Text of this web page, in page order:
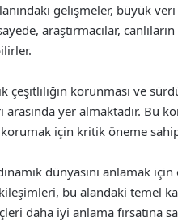
gelişmeler, büyük
araştırmacılar,
çeşitliliğin korunması ve
arasında yer almaktadır. Bu
korumak için kritik öneme
dünyasını anlamak için
bu alandaki temel
daha iyi anlama fırsatına